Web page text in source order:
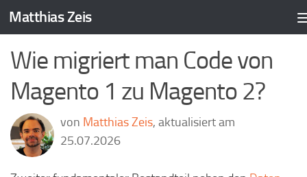
Zum Inhalt springen
Matthias Zeis
Wie migriert man Code von
Magento 1 zu Magento 2?
von Matthias Zeis, aktualisiert am
25.07.2026